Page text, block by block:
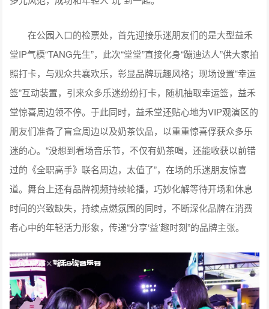
在公园入口的检票处，首先迎接乐迷朋友们的是大型益禾
堂IP气模“TANG先生”，此次“堂堂”直接化身“蹦迪达人”供大家拍
照打卡，与观众共襄欢乐，彰显品牌玩趣风格；现场设置“幸运
签”互动装置，引来众多乐迷纷纷打卡，随机抽取幸运签，益禾
堂惊喜周边领不停。于此同时，益禾堂还贴心地为VIP观演区的
朋友们准备了盲盒周边以及奶茶饮品，以重重惊喜俘获众多乐
迷的心。“没想到看场音乐节，不仅有奶茶喝，还能收获以前错
过的《全职高手》联名周边，太值了”，在场的乐迷朋友惊喜
道。舞台上还有品牌视频持续轮播，巧妙化解等待开场和休息
时间的兴致缺失，持续点燃氛围的同时，不断深化品牌在消费
者心中的年轻活力形象，传递“分享‘益’趣时刻”的品牌主张。